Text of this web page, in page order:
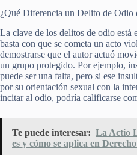
¿Qué Diferencia un Delito de Odio
La clave de los delitos de odio está
basta con que se cometa un acto
demostrarse que el autor actuó
un grupo protegido. Por ejemplo,
puede ser una falta, pero si ese
por su orientación sexual con la
incitar al odio, podría calificarse
Te puede interesar: La Actio
es y cómo se aplica en